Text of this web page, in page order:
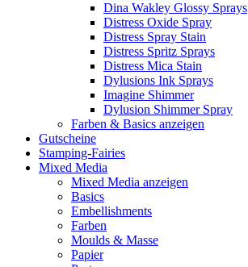
Dina Wakley Glossy Sprays
Distress Oxide Spray
Distress Spray Stain
Distress Spritz Sprays
Distress Mica Stain
Dylusions Ink Sprays
Imagine Shimmer
Dylusion Shimmer Spray
Farben & Basics anzeigen
Gutscheine
Stamping-Fairies
Mixed Media
Mixed Media anzeigen
Basics
Embellishments
Farben
Moulds & Masse
Papier